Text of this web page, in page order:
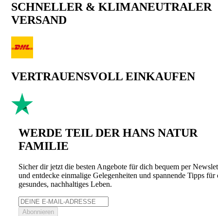
SCHNELLER & KLIMANEUTRALER
VERSAND
VERTRAUENSVOLL EINKAUFEN
WERDE TEIL DER HANS NATUR
FAMILIE
Sicher dir jetzt die besten Angebote für dich bequem per
und entdecke einmalige Gelegenheiten und spannende Tipps für
gesundes, nachhaltiges Leben.
Abonnieren